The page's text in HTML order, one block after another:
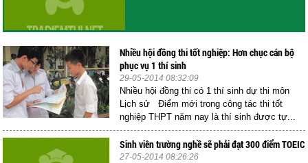
Nhiều hội đồng thi tốt nghiệp: Hơn chục cán bộ
phục vụ 1 thí sinh
29-05-2014 08:32:09
Nhiều hội đồng thi có 1 thí sinh dự thi môn
Lịch sử Điểm mới trong công tác thi tốt
nghiệp THPT năm nay là thí sinh được tự...
Sinh viên trường nghề sẽ phải đạt 300 điểm TOEIC
27-05-2014 08:26:26